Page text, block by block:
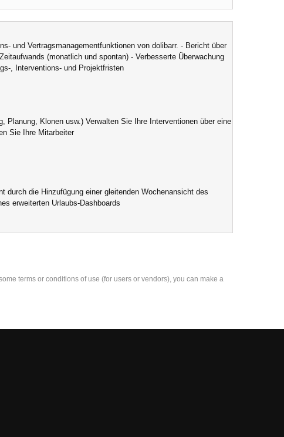
und Vertragsmanagementfunktionen von dolibarr. - Bericht über
(monatlich und spontan) - Verbesserte Überwachung
, Interventions- und Projektfristen
Planung, Klonen usw.) Verwalten Sie Ihre Interventionen über eine
Sie Ihre Mitarbeiter
durch die Hinzufügung einer gleitenden Wochenansicht des
erweiterten Urlaubs-Dashboards
terms or conditions of use (for users or vendors), you can make a